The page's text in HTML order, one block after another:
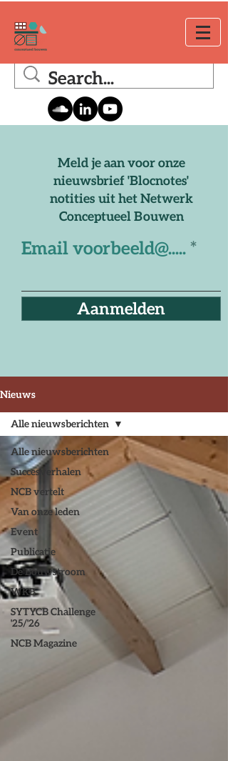
Meld je aan voor onze
nieuwsbrief 'Blocnotes'
notities uit het Netwerk
Conceptueel Bouwen
Email voorbeeld@.....
Aanmelden
Nieuws
Alle nieuwsberichten
Succesverhalen
NCB vertelt
Van onze leden
Event
Publicatie
De Bouwstroom
WKB
SYTYCB Challenge
'25/'26
NCB Magazine
Alle nieuwsberichten